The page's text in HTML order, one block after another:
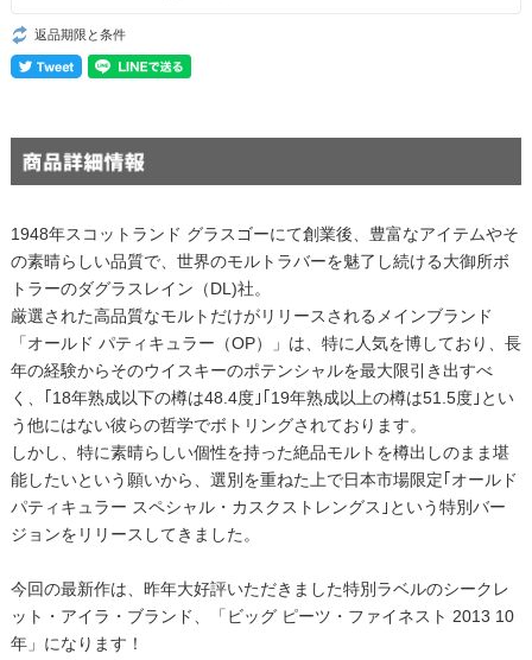
返品期限と条件
1948年スコットランド グラスゴーにて創業後、豊富なアイテムやそ
の素晴らしい品質で、世界のモルトラバーを魅了し続ける大御所ボ
トラーのダグラスレイン（DL)社。
厳選された高品質なモルトだけがリリースされるメインブランド
「オールド パティキュラー（OP）」は、特に人気を博しており、長
年の経験からそのウイスキーのポテンシャルを最大限引き出すべ
く、｢18年熟成以下の樽は48.4度｣｢19年熟成以上の樽は51.5度｣とい
う他にはない彼らの哲学でボトリングされております。
しかし、特に素晴らしい個性を持った絶品モルトを樽出しのまま堪
能したいという願いから、選別を重ねた上で日本市場限定｢オールド
パティキュラー スペシャル・カスクストレングス｣という特別バー
ジョンをリリースしてきました。
今回の最新作は、昨年大好評いただきました特別ラベルのシークレ
ット・アイラ・ブランド、「ビッグ ピーツ・ファイネスト 2013 10
年」になります！